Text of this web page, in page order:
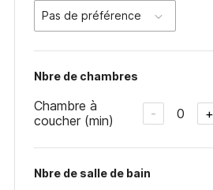
Pas de préférence
Nbre de chambres
Chambre à
coucher (min)
- 0 +
Nbre de salle de bain